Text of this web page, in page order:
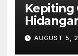
Kepiting
Selalu
Setiap
AUGUST 5,